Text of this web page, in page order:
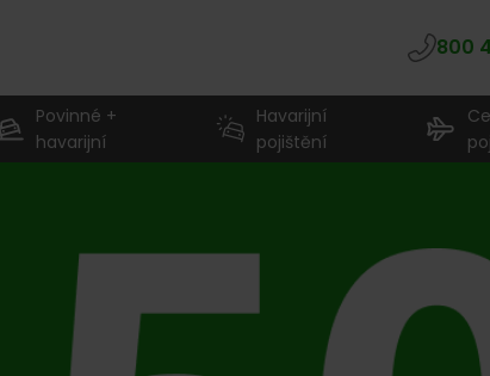
800
Povinné +
havarijní
Havarijní
pojištění